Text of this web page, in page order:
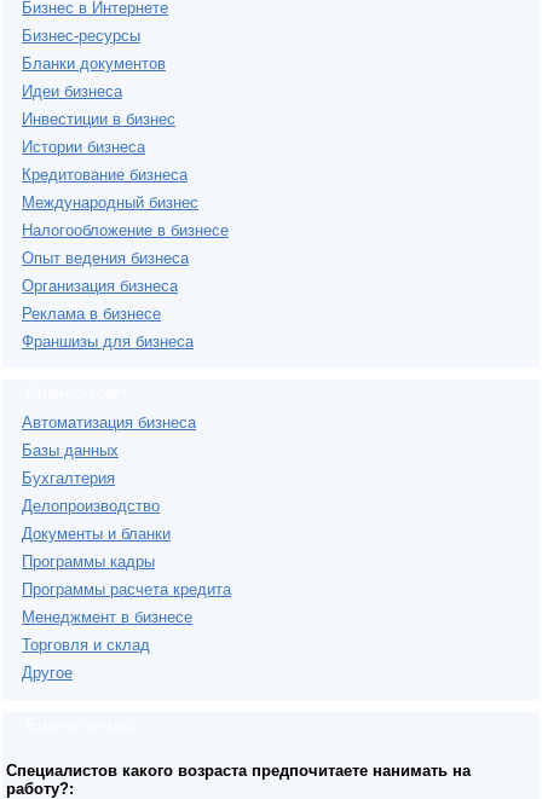
Бизнес в Интернете
Бизнес-ресурсы
Бланки документов
Идеи бизнеса
Инвестиции в бизнес
Истории бизнеса
Кредитование бизнеса
Международный бизнес
Налогообложение в бизнесе
Опыт ведения бизнеса
Организация бизнеса
Реклама в бизнесе
Франшизы для бизнеса
Автоматизация бизнеса
Базы данных
Бухгалтерия
Делопроизводство
Документы и бланки
Программы кадры
Программы расчета кредита
Менеджмент в бизнесе
Торговля и склад
Другое
Специалистов какого возраста предпочитаете нанимать на
работу?: